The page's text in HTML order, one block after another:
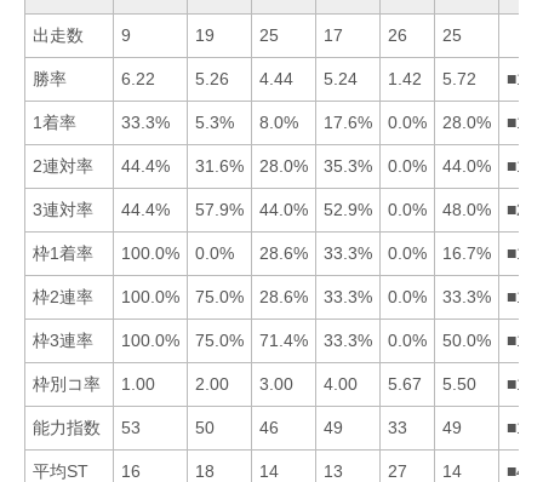
出走数 9 19 25 17 26 25
勝率 6.22 5.26 4.44 5.24 1.42 5.72
1着率 33.3% 5.3% 8.0% 17.6% 0.0% 28.0%
2連対率 44.4% 31.6% 28.0% 35.3% 0.0% 44.0%
3連対率 44.4% 57.9% 44.0% 52.9% 0.0% 48.0%
枠1着率 100.0% 0.0% 28.6% 33.3% 0.0% 16.7%
枠2連率 100.0% 75.0% 28.6% 33.3% 0.0% 33.3%
枠3連率 100.0% 75.0% 71.4% 33.3% 0.0% 50.0%
枠別コ率 1.00 2.00 3.00 4.00 5.67 5.50
能力指数 53 50 46 49 33 49
平均ST 16 18 14 13 27 14